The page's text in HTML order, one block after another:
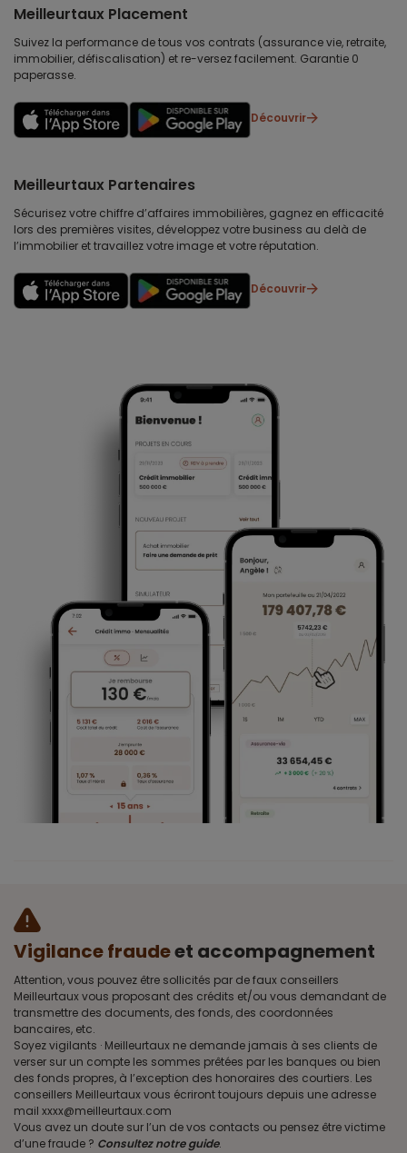
Meilleurtaux Placement
Suivez la performance de tous vos contrats (assurance vie, retraite,
immobilier, défiscalisation) et re-versez facilement. Garantie 0
paperasse.
Découvrir
Meilleurtaux Partenaires
Sécurisez votre chiffre d’affaires immobilières, gagnez en efficacité
lors des premières visites, développez votre business au delà de
l’immobilier et travaillez votre image et votre réputation.
Découvrir
Vigilance fraudeet accompagnement
Attention, vous pouvez être sollicités par de faux conseillers
Meilleurtaux vous proposant des crédits et/ou vous demandant de
transmettre des documents, des fonds, des coordonnées
bancaires, etc.
Soyez vigilants · Meilleurtaux ne demande jamais à ses clients de
verser sur un compte les sommes prêtées par les banques ou bien
des fonds propres, à l’exception des honoraires des courtiers. Les
conseillers Meilleurtaux vous écriront toujours depuis une adresse
mail xxxx@meilleurtaux.com
Vous avez un doute sur l’un de vos contacts ou pensez être victime
d’une fraude ? Consultez notre guide.